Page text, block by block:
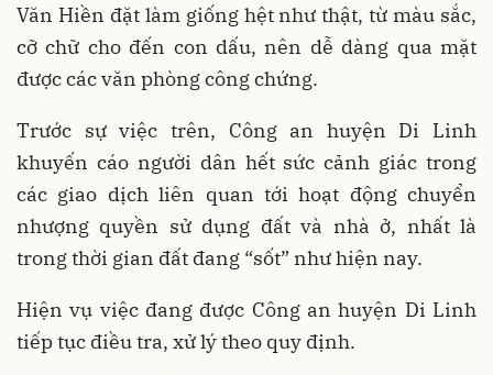
Văn Hiền đặt làm giống hệt như thật, từ màu sắc,
cỡ chữ cho đến con dấu, nên dễ dàng qua mặt
được các văn phòng công chứng.
Trước sự việc trên, Công an huyện Di Linh
khuyến cáo người dân hết sức cảnh giác trong
các giao dịch liên quan tới hoạt động chuyển
nhượng quyền sử dụng đất và nhà ở, nhất là
trong thời gian đất đang “sốt” như hiện nay.
Hiện vụ việc đang được Công an huyện Di Linh
tiếp tục điều tra, xử lý theo quy định.